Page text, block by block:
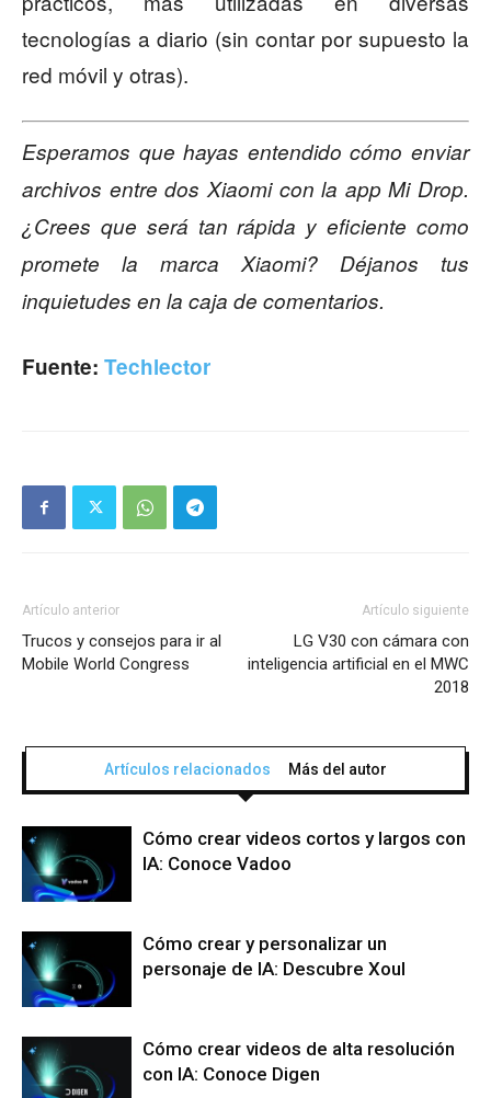
tecnologías a diario (sin contar por supuesto la
red móvil y otras).
Esperamos que hayas entendido cómo enviar
archivos entre dos Xiaomi con la app Mi Drop.
¿Crees que será tan rápida y eficiente como
promete la marca Xiaomi? Déjanos tus
inquietudes en la caja de comentarios.
Fuente: Techlector
Artículo anterior
Trucos y consejos para ir al
Mobile World Congress
Artículo siguiente
LG V30 con cámara con
inteligencia artificial en el MWC
2018
Artículos relacionados Más del autor
Cómo crear videos cortos y largos con
IA: Conoce Vadoo
Cómo crear y personalizar un
personaje de IA: Descubre Xoul
Cómo crear videos de alta resolución
con IA: Conoce Digen